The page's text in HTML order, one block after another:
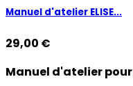
Manuel d'atelier ELISE...
29,00 €
Manuel d'atelier pour